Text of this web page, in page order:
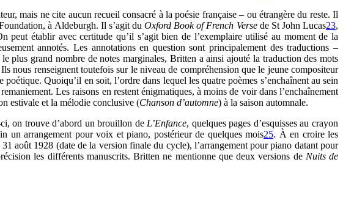
mais ne cite aucun recueil consacré à la poésie française – ou étrangère du reste. Il
à Aldeburgh. Il s’agit duOxford Book of French Versede St John Lucas23,
peut établir avec certitude qu’il s’agit bien de l’exemplaire utilisé au moment de la
annotés. Les annotations en question sont principalement des traductions –
plus grand nombre de notes marginales, Britten a ainsi ajouté la traduction des mots
nous renseignent toutefois sur le niveau de compréhension que le jeune compositeur
Quoiqu’il en soit, l’ordre dans lequel les quatre poèmes s’enchaînent au sein
Les raisons en restent énigmatiques, à moins de voir dans l’enchaînement
estivale et la mélodie conclusive (Chanson d’automne) à la saison automnale.
on trouve d’abord un brouillon de L’Enfance, quelques pages d’esquisses au crayon
un arrangement pour voix et piano, postérieur de quelques mois25. À en croire les
31 août 1928 (date de la version finale du cycle), l’arrangement pour piano datant pour
les différents manuscrits. Britten ne mentionne que deux versions de Nuits de